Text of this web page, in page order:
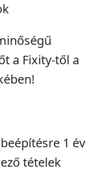
a Fixity-től a
1 év
tételek